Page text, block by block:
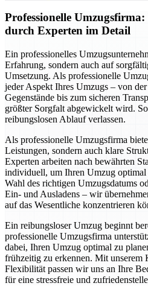
Professionelle
durch Experten im Detail
Ein professionelles
Erfahrung, sondern auch auf
Umsetzung. Als professionelle
jeder Aspekt Ihres Umzugs – von
Gegenstände bis zum sicheren
größter Sorgfalt abgewickelt wird.
reibungslosen Ablauf verlassen.
Als professionelle Umzugsfirma
Leistungen, sondern auch klare
Experten arbeiten nach bewährten
individuell, um Ihren Umzug optimal
Wahl des richtigen Umzugsdatums
Ein- und Ausladens – wir
auf das Wesentliche konzentrieren
Ein reibungsloser Umzug beginnt
professionelle Umzugsfirma
dabei, Ihren Umzug optimal zu
frühzeitig zu erkennen. Mit unserem
Flexibilität passen wir uns an Ihre
für eine stressfreie und